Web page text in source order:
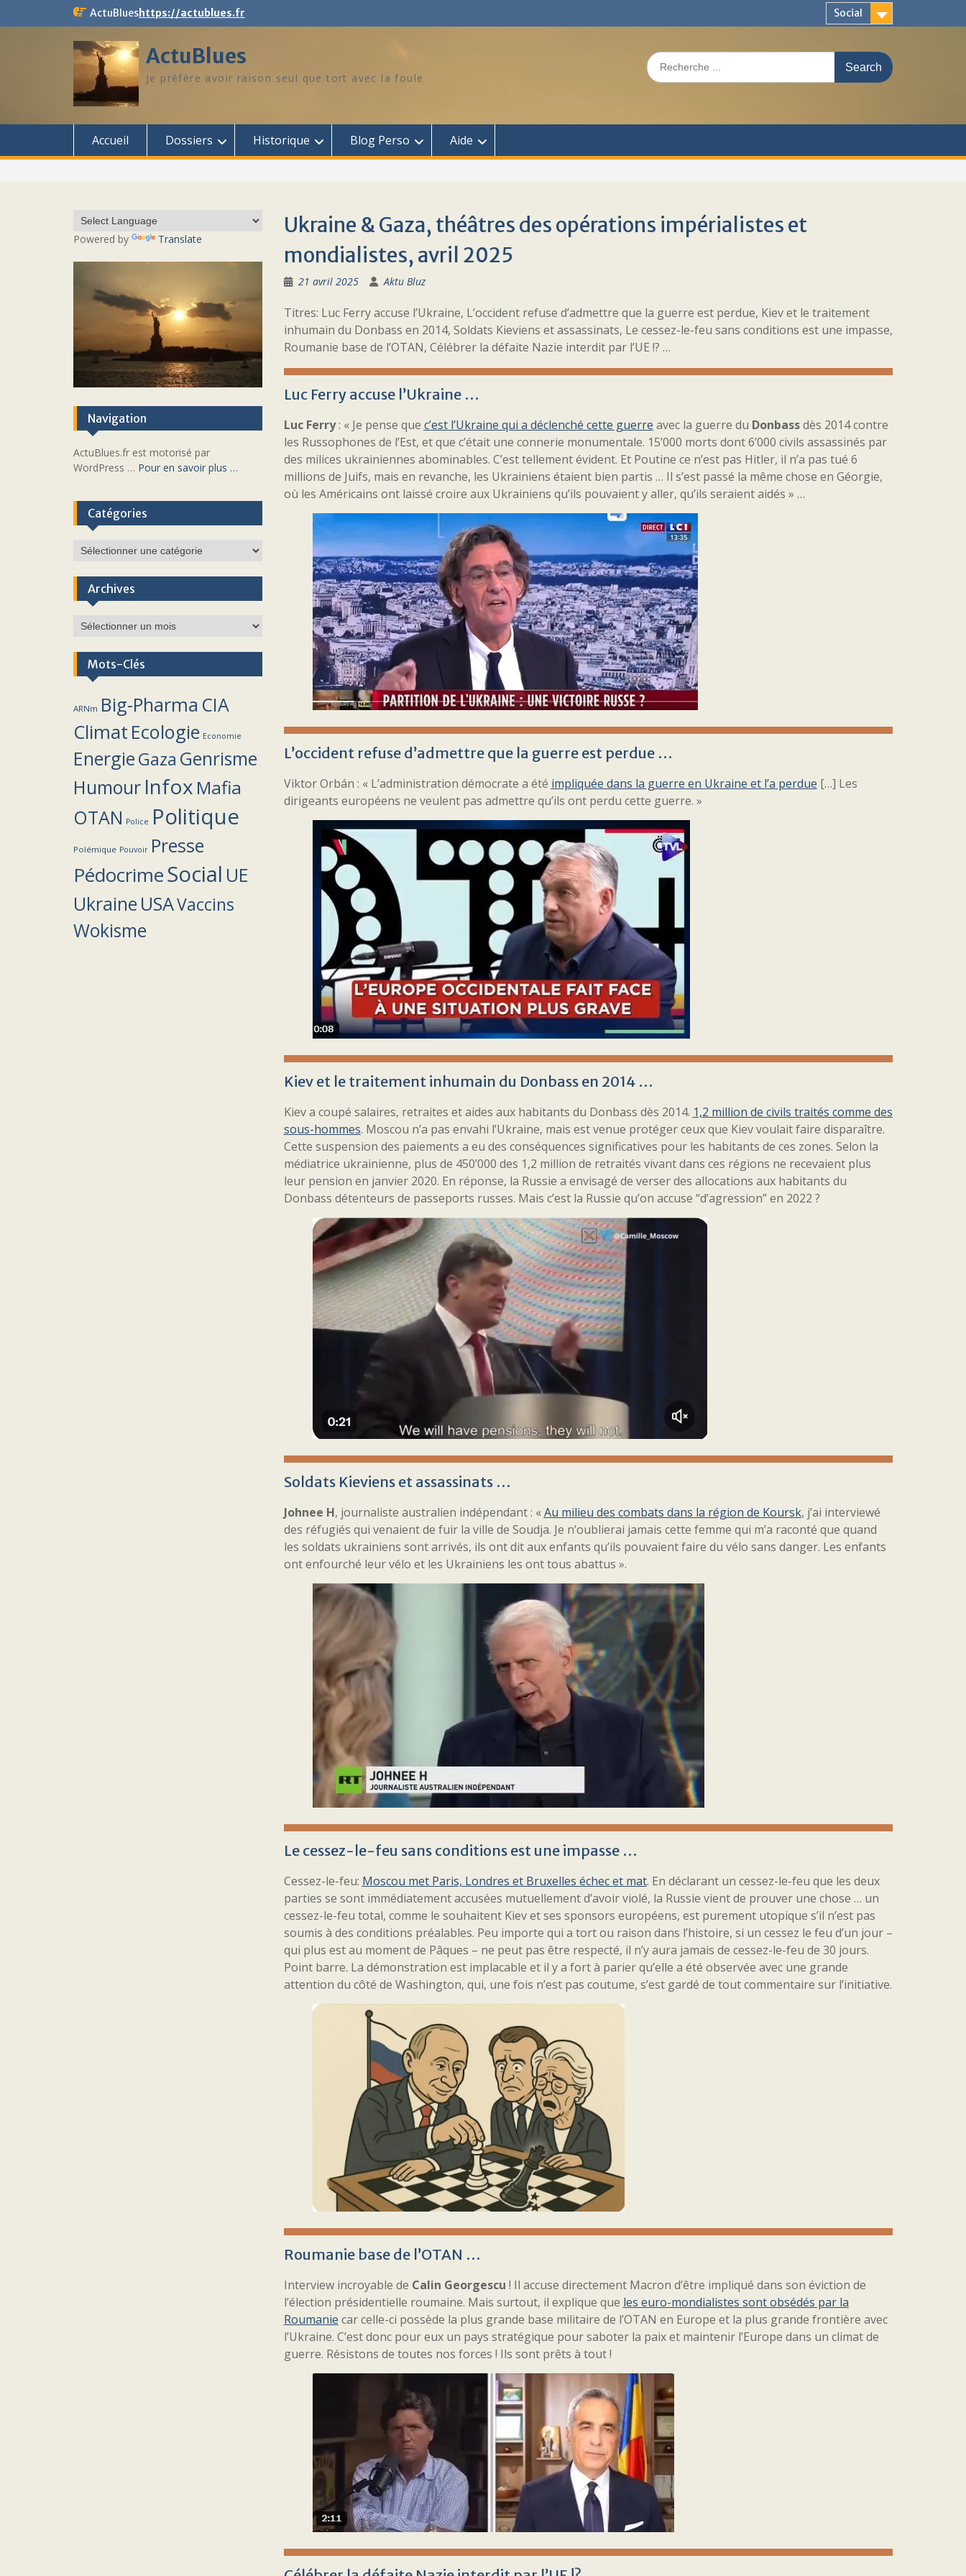
ActuBlueshttps://actublues.fr Social
ActuBlues
Je préfère avoir raison seul que tort avec la foule
Search
for:
Accueil Dossiers Historique Blog Perso Aide
Ukraine & Gaza, théâtres des opérations impérialistes et
mondialistes, avril 2025
21 avril 2025 Aktu Bluz
Titres: Luc Ferry accuse l’Ukraine, L’occident refuse d’admettre que la guerre est perdue, Kiev et le traitement
inhumain du Donbass en 2014, Soldats Kieviens et assassinats, Le cessez-le-feu sans conditions est une impasse,
Roumanie base de l’OTAN, Célébrer la défaite Nazie interdit par l’UE !? …
Luc Ferry accuse l’Ukraine …
Luc Ferry: « Je pense que c’est l’Ukraine qui a déclenché cette guerre avec la guerre du Donbassdès 2014 contre
les Russophones de l’Est, et que c’était une connerie monumentale. 15’000 morts dont 6’000 civils assassinés par
des milices ukrainiennes abominables. C’est tellement évident. Et Poutine ce n’est pas Hitler, il n’a pas tué 6
millions de Juifs, mais en revanche, les Ukrainiens étaient bien partis … Il s’est passé la même chose en Géorgie,
où les Américains ont laissé croire aux Ukrainiens qu’ils pouvaient y aller, qu’ils seraient aidés » …
L’occident refuse d’admettre que la guerre est perdue …
Viktor Orbán : « L’administration démocrate a été impliquée dans la guerre en Ukraine et l’a perdue […] Les
dirigeants européens ne veulent pas admettre qu’ils ont perdu cette guerre. »
Kiev et le traitement inhumain du Donbass en 2014 …
Kiev a coupé salaires, retraites et aides aux habitants du Donbass dès 2014. 1,2 million de civils traités comme des
sous-hommes. Moscou n’a pas envahi l’Ukraine, mais est venue protéger ceux que Kiev voulait faire disparaître.
Cette suspension des paiements a eu des conséquences significatives pour les habitants de ces zones. Selon la
médiatrice ukrainienne, plus de 450’000 des 1,2 million de retraités vivant dans ces régions ne recevaient plus
leur pension en janvier 2020. En réponse, la Russie a envisagé de verser des allocations aux habitants du
Donbass détenteurs de passeports russes. Mais c’est la Russie qu’on accuse “d’agression” en 2022 ?
Soldats Kieviens et assassinats …
Johnee H, journaliste australien indépendant : «Au milieu des combats dans la région de Koursk, j’ai interviewé
des réfugiés qui venaient de fuir la ville de Soudja. Je n’oublierai jamais cette femme qui m’a raconté que quand
les soldats ukrainiens sont arrivés, ils ont dit aux enfants qu’ils pouvaient faire du vélo sans danger. Les enfants
ont enfourché leur vélo et les Ukrainiens les ont tous abattus ».
Le cessez-le-feu sans conditions est une impasse …
Cessez-le-feu: Moscou met Paris, Londres et Bruxelles échec et mat. En déclarant un cessez-le-feu que les deux
parties se sont immédiatement accusées mutuellement d’avoir violé, la Russie vient de prouver une chose … un
cessez-le-feu total, comme le souhaitent Kiev et ses sponsors européens, est purement utopique s’il n’est pas
soumis à des conditions préalables. Peu importe qui a tort ou raison dans l’histoire, si un cessez le feu d’un jour –
qui plus est au moment de Pâques – ne peut pas être respecté, il n’y aura jamais de cessez-le-feu de 30 jours.
Point barre. La démonstration est implacable et il y a fort à parier qu’elle a été observée avec une grande
attention du côté de Washington, qui, une fois n’est pas coutume, s’est gardé de tout commentaire sur l’initiative.
Roumanie base de l’OTAN …
Interview incroyable de Calin Georgescu ! Il accuse directement Macron d’être impliqué dans son éviction de
l’élection présidentielle roumaine. Mais surtout, il explique que les euro-mondialistes sont obsédés par la
Roumanie car celle-ci possède la plus grande base militaire de l’OTAN en Europe et la plus grande frontière avec
l’Ukraine. C’est donc pour eux un pays stratégique pour saboter la paix et maintenir l’Europe dans un climat de
guerre. Résistons de toutes nos forces ! Ils sont prêts à tout !
Powered by Translate
Navigation
ActuBlues.fr est motorisé par
WordPress … Pour en savoir plus …
Catégories
Catégories
Archives
Archives
Mots-Clés
ARNm Big-Pharma CIA
Climat Ecologie Economie
EnergieGaza Genrisme
Humour Infox Mafia
OTAN Police Politique
Polémique Pouvoir Presse
PédocrimeSocial UE
Ukraine USAVaccins
Wokisme